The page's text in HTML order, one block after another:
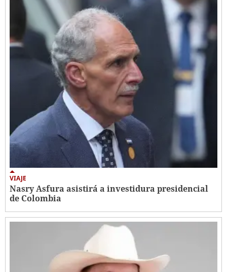
VIAJE
Nasry Asfura asistirá a investidura presidencial
de Colombia